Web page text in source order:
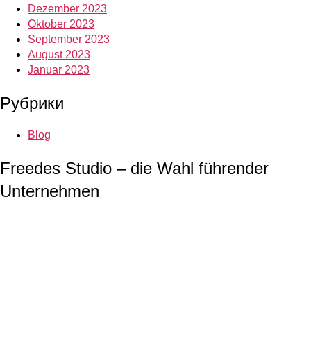
Dezember 2023
Oktober 2023
September 2023
August 2023
Januar 2023
Рубрики
Blog
Freedes Studio – die Wahl führender
Unternehmen